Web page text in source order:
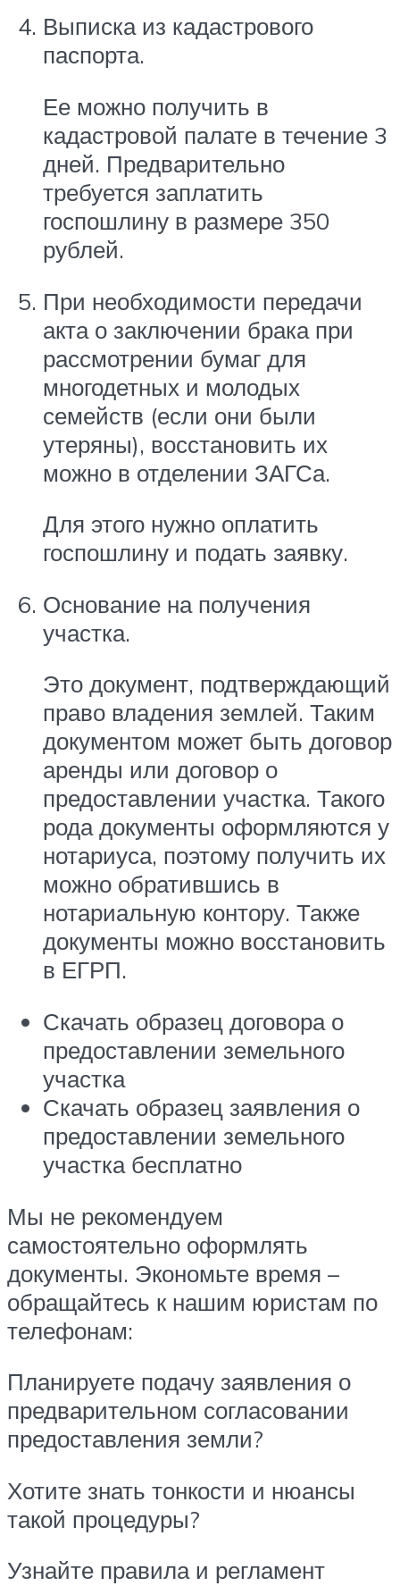
Выписка из кадастрового
паспорта.
Ее можно получить в
кадастровой палате в течение 3
дней. Предварительно
требуется заплатить
госпошлину в размере 350
рублей.
При необходимости передачи
акта о заключении брака при
рассмотрении бумаг для
многодетных и молодых
семейств (если они были
утеряны), восстановить их
можно в отделении ЗАГСа.
Для этого нужно оплатить
госпошлину и подать заявку.
Основание на получения
участка.
Это документ, подтверждающий
право владения землей. Таким
документом может быть договор
аренды или договор о
предоставлении участка. Такого
рода документы оформляются у
нотариуса, поэтому получить их
можно обратившись в
нотариальную контору. Также
документы можно восстановить
в ЕГРП.
Скачать образец договора о
предоставлении земельного
участка
Скачать образец заявления о
предоставлении земельного
участка бесплатно
Мы не рекомендуем
самостоятельно оформлять
документы. Экономьте время –
обращайтесь к нашим юристам по
телефонам:
Планируете подачу заявления о
предварительном согласовании
предоставления земли?
Хотите знать тонкости и нюансы
такой процедуры?
Узнайте правила и регламент